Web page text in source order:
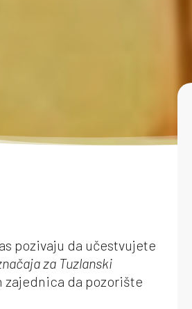
pozivaju da učestvujete
za Tuzlanski
da pozorište